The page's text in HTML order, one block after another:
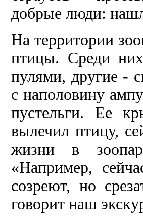
добрые люди:
На территории
птицы. Среди
пулями, другие -
с наполовину
пустельги. Ее
вылечил птицу,
жизни в
«Например,
созреют, но
говорит наш